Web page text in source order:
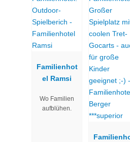
Familienhot
el Ramsi
Wo Familien
aufblühen.